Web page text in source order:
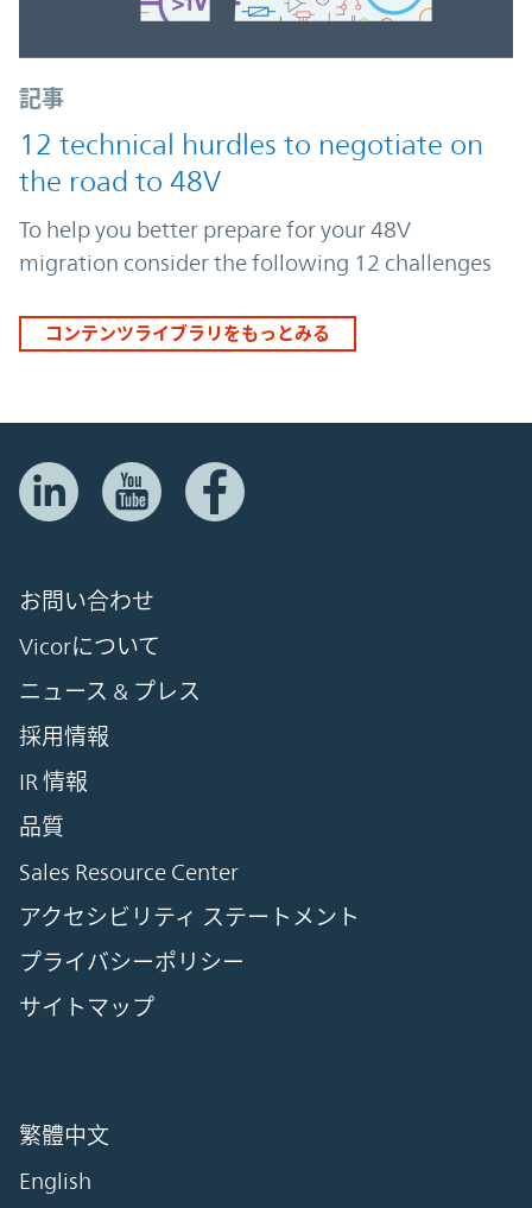
記事
12 technical hurdles to negotiate on
the road to 48V
To help you better prepare for your 48V
migration consider the following 12 challenges
コンテンツライブラリをもっとみる
お問い合わせ
Vicorについて
ニュース & プレス
採用情報
IR 情報
品質
Sales Resource Center
アクセシビリティ ステートメント
プライバシーポリシー
サイトマップ
繁體中文
English